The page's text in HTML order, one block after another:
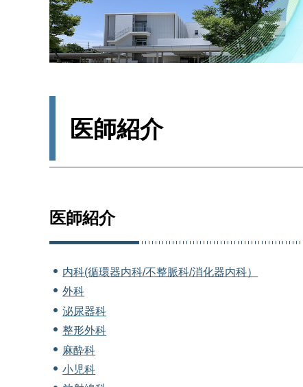
医師紹介
医師紹介
内科(循環器内科/不整脈科/消化器内科）
外科
泌尿器科
整形外科
麻酔科
小児科